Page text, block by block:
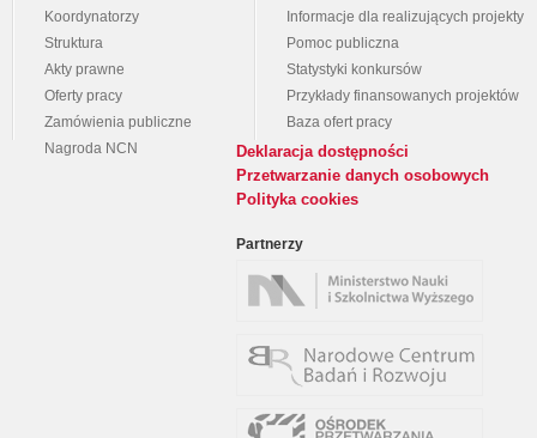
Koordynatorzy
Struktura
Akty prawne
Oferty pracy
Zamówienia publiczne
Nagroda NCN
Informacje dla realizujących projekty
Pomoc publiczna
Statystyki konkursów
Przykłady finansowanych projektów
Baza ofert pracy
Deklaracja dostępności
Przetwarzanie danych osobowych
Polityka cookies
Partnerzy